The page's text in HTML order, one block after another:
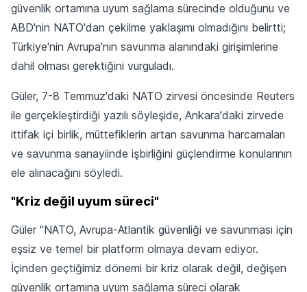
güvenlik ​ortamına uyum sağlama sürecinde olduğunu ve
ABD'nin NATO'dan çekilme yaklaşımı olmadığını belirtti;
Türkiye'nin Avrupa'nın ‌savunma ⁠alanındaki girişimlerine
dahil olması gerektiğini vurguladı.
Güler, 7-8 ‌Temmuz'daki NATO zirvesi ⁠öncesinde Reuters
ile gerçekleştirdiği yazılı ‌söyleşide, Ankara'daki zirvede
ittifak içi birlik, ‌müttefiklerin artan savunma harcamaları
‌ve savunma sanayiinde işbirliğini güçlendirme konularının
‌ele alınacağını söyledi.
"Kriz değil uyum süreci"
Güler "NATO, Avrupa-Atlantik güvenliği ve savunması için
eşsiz ve temel bir ​platform olmaya ​devam ediyor.
İçinden geçtiğimiz ​dönemi bir kriz olarak değil, değişen
⁠güvenlik ortamına uyum sağlama süreci olarak